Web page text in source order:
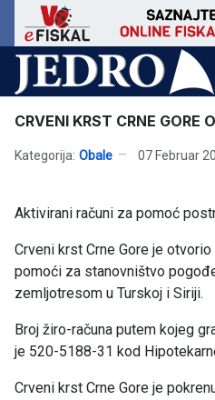
CRVENI KRST CRNE GORE
Kategorija: Obale 07 Februar
Aktivirani računi za pomoć
Crveni krst Crne Gore je
pomoći za stanovništvo
zemljotresom u Turskoj i Siriji.
Broj žiro-računa putem kojeg
je 520-5188-31 kod
Crveni krst Crne Gore je